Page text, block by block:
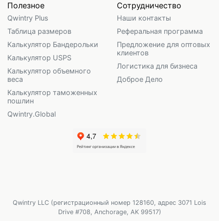
Полезное
Qwintry Plus
Таблица размеров
Калькулятор Бандерольки
Калькулятор USPS
Калькулятор объемного
веса
Калькулятор таможенных
пошлин
Qwintry.Global
Сотрудничество
Наши контакты
Реферальная программа
Предложение для оптовых
клиентов
Логистика для бизнеса
Доброе Дело
Qwintry LLC (регистрационный номер 128160, адрес 3071 Lois
Drive #708, Anchorage, AK 99517)